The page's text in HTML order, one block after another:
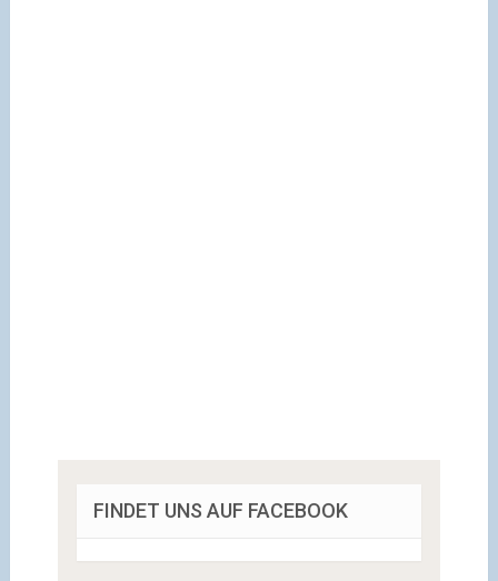
FINDET UNS AUF FACEBOOK